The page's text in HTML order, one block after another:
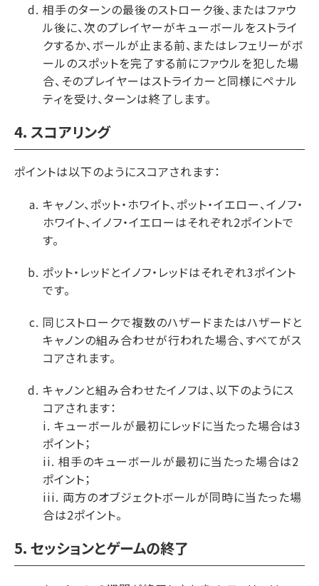
相手のターンの最後のストローク後、またはファウ
ル後に、次のプレイヤーがキューボールをストライ
クするか、ボールが止まる前、またはレフェリーがボ
ールのスポットを完了する前にファウルを犯した場
合、そのプレイヤーはストライカーと同様にペナル
ティを受け、ターンは終了します。
4. スコアリング
ポイントは以下のようにスコアされます：
キャノン、ポット・ホワイト、ポット・イエロー、イノフ・
ホワイト、イノフ・イエローはそれぞれ2ポイントで
す。
ポット・レッドとイノフ・レッドはそれぞれ3ポイント
です。
同じストロークで複数のハザードまたはハザードと
キャノンの組み合わせが行われた場合、すべてがス
コアされます。
キャノンと組み合わせたイノフは、以下のようにス
コアされます：
i. キューボールが最初にレッドに当たった場合は3
ポイント；
ii. 相手のキューボールが最初に当たった場合は2
ポイント；
iii. 両方のオブジェクトボールが同時に当たった場
合は2ポイント。
5. セッションとゲームの終了